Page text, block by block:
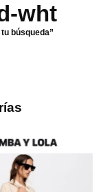
wht
búsqueda”